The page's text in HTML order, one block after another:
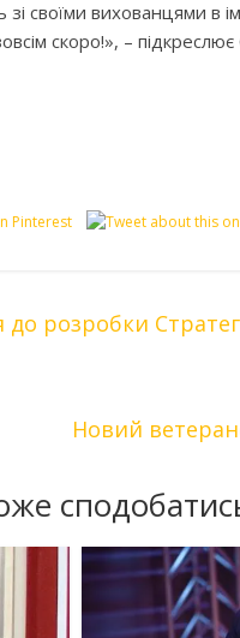
своїми вихованцями в
скоро!», – підкреслює
розробки
Новий